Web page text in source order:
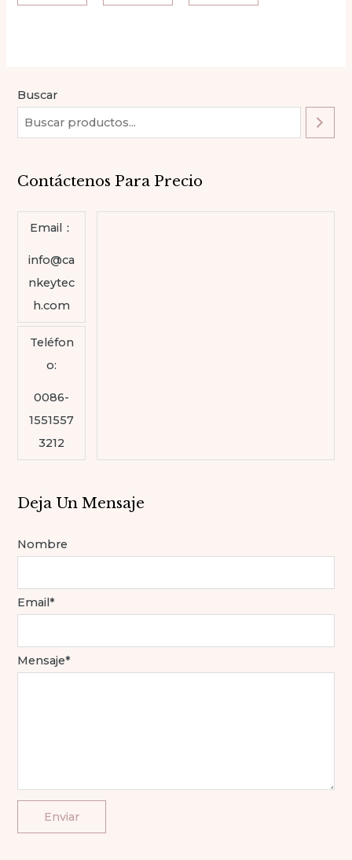
Buscar
Contáctenos Para Precio
Email：
info@ca
nkeytec
h.com
Teléfon
o:
0086-
1551557
3212
Deja Un Mensaje
Nombre
Email*
Mensaje*